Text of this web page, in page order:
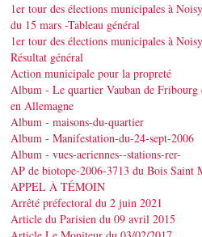
1er tour des élections municipales à
du 15 mars -Tableau général
1er tour des élections municipales à
Résultat général
Action municipale pour la propreté
Album - Le quartier Vauban de Fribourg
en Allemagne
Album - maisons-du-quartier
Album - Manifestation-du-24-sept-2006
Album - vues-aeriennes--stations-rer-
AP de biotope-2006-3713 du Bois Saint
APPEL À TÉMOIN
Arrêté préfectoral du 2 juin 2021
Article du Parisien du 09 avril 2015